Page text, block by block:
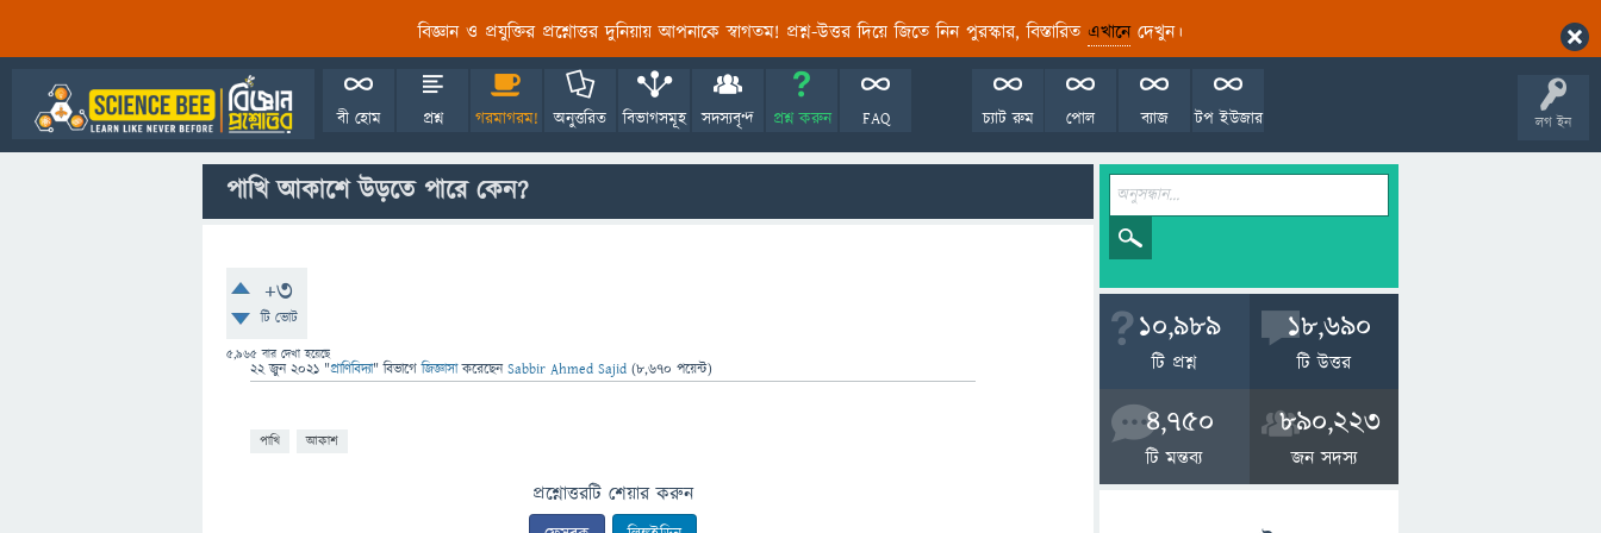
বিজ্ঞান ও প্রযুক্তির প্রশ্নোত্তর দুনিয়ায় আপনাকে স্বাগতম! প্রশ্ন-উত্তর দিয়ে জিতে নিন পুরস্কার, বিস্তারিত এখানেদেখুন।
লগ ইন
বী হোম প্রশ্ন গরমাগরম! অনুত্তরিত বিভাগসমূহ সদস্যবৃন্দ প্রশ্ন করুন FAQ টপ ইউজার
ব্যাজ
পোল
চ্যাট রুম
পাখি আকাশে উড়তে পারে কেন?
+3
টি ভোট
5,965 বার দেখা হয়েছে
22 জুন 2021 "প্রাণিবিদ্যা" বিভাগে জিজ্ঞাসাকরেছেনSabbir Ahmed Sajid (8,670 পয়েন্ট)
পাখি আকাশ
প্রশ্নোত্তরটি শেয়ার করুন
10,989
টি প্রশ্ন
18,690
টি উত্তর
4,750
টি মন্তব্য
890,223
জন সদস্য